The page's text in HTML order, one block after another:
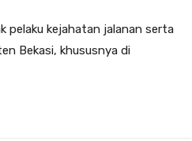
pelaku kejahatan jalanan serta
Bekasi, khususnya di